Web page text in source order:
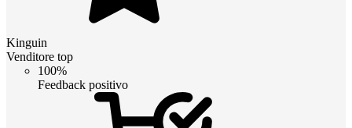
Kinguin
Venditore top
100%
Feedback positivo